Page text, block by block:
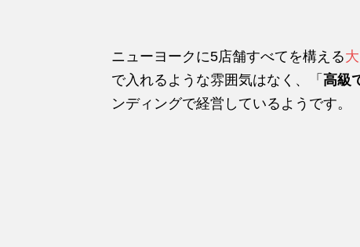
ニューヨークに5店舗すべてを構える
で入れるような雰囲気はなく、「 高級
ンディングで経営しているようです。